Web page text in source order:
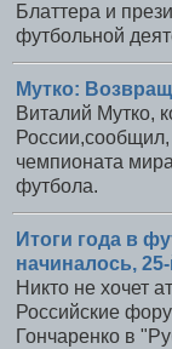
Блаттера и
футбольной
Мутко:
Виталий Мутко,
России,сообщил,
чемпионата
футбола.
Итоги года в
начиналось,
Никто не хочет
Российские
Гончаренко в